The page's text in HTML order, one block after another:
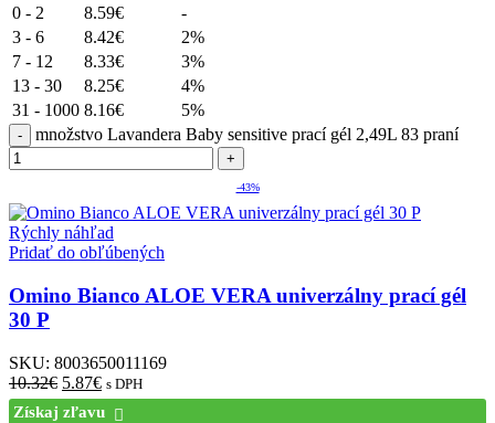
0 - 2
8.59€
-
3 - 6
8.42€
2%
7 - 12
8.33€
3%
13 - 30
8.25€
4%
31 - 1000 8.16€
5%
množstvo Lavandera Baby sensitive prací gél 2,49L 83 praní
-43%
Rýchly náhľad
Pridať do obľúbených
Omino Bianco ALOE VERA univerzálny prací gél
30 P
SKU: 8003650011169
10.32€ 5.87€ s DPH
Získaj zľavu